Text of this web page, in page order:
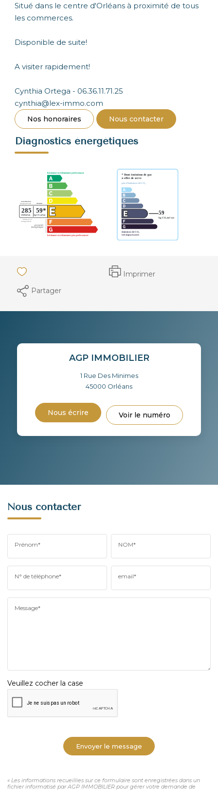
Situé dans le centre d'Orléans à proximité de tous
les commerces.
Disponible de suite!
A visiter rapidement!
Cynthia Ortega - 06.36.11.71.25
cynthia@lex-immo.com
Nos honoraires Nous contacter
Diagnostics énergétiques
Imprimer
Partager
AGP IMMOBILIER
1 Rue Des Minimes
45000 Orléans
Nous écrire Voir le numéro
Nous contacter
Prénom* NOM*
N° de téléphone* email*
Message*
Veuillez cocher la case
Envoyer le message
« Les informations recueillies sur ce formulaire sont enregistrées dans un
fichier informatisé par AGP IMMOBILIER pour gérer votre demande de